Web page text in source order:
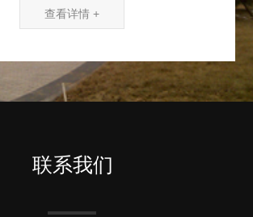
查看详情 +
联系我们